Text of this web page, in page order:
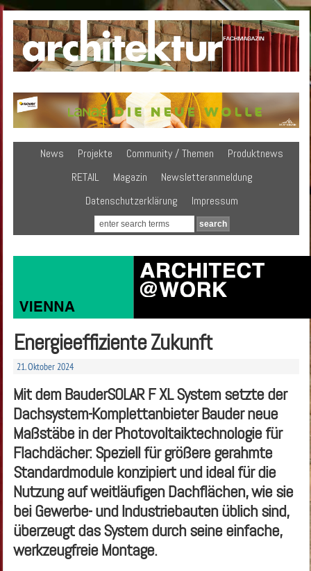
News Projekte Community / Themen
Produktnews
RETAIL
Magazin
Newsletteranmeldung
Datenschutzerklärung
Impressum
Energieeffiziente Zukunft
21. Oktober 2024
Mit dem BauderSOLAR F XL System setzte der
Dachsystem-Komplettanbieter Bauder neue
Maßstäbe in der Photovoltaiktechnologie für
Flachdächer: Speziell für größere gerahmte
Standardmodule konzipiert und ideal für die
Nutzung auf weitläufigen Dachflächen, wie sie
bei Gewerbe- und Industriebauten üblich sind,
überzeugt das System durch seine einfache,
werkzeugfreie Montage.